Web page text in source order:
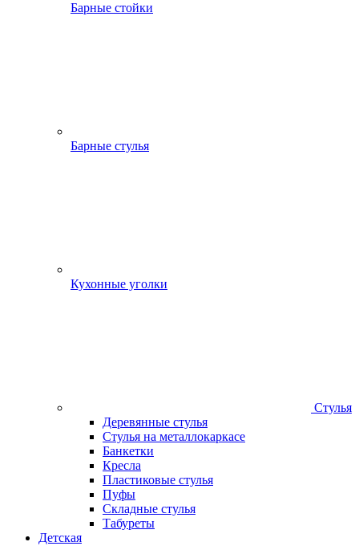
Барные стойки
Барные стулья
Кухонные уголки
Стулья
Деревянные стулья
Стулья на металлокаркасе
Банкетки
Кресла
Пластиковые стулья
Пуфы
Складные стулья
Табуреты
Детская